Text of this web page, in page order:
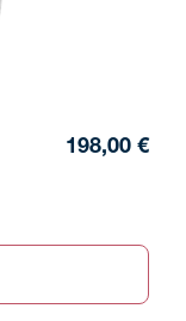
198,00 €